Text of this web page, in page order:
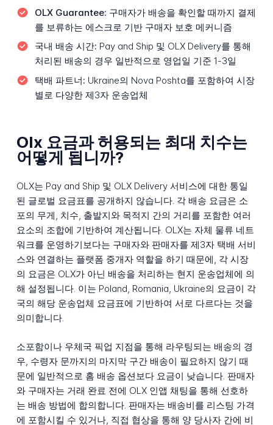
OLX Guarantee: 구매자가 배송을 확인할 때까지 결제
를 보류하는 에스크로 기반 구매자 보호 메커니즘
국내 배송 시간: Pay and Ship 및 OLX Delivery를 통해
처리된 배송의 경우 일반적으로 영업일 기준 1-3일
택배 파트너: Ukraine의 Nova Poshta를 포함하여 시장
별로 다양한 제3자 운송업체
Olx 요금과 허용되는 최대 치수는
어떻게 됩니까?
OLX는 Pay and Ship 및 OLX Delivery 서비스에 대한 통일
된 글로벌 요금표를 공개하지 않습니다. 각 배송 요금은 소
포의 무게, 치수, 출발지와 목적지 간의 거리를 포함한 여러
요소의 조합에 기반하여 계산됩니다. OLX는 자체 물류 네트
워크를 운영하기보다는 구매자와 판매자를 제3자 택배 서비
스와 연결하는 플랫폼 중개자 역할을 하기 때문에, 각 시장
의 요금은 OLX가 아닌 배송을 처리하는 현지 운송업체에 의
해 설정됩니다. 이는 Poland, Romania, Ukraine의 요금이 각
국의 해당 운송업체 요금표에 기반하여 서로 다르다는 것을
의미합니다.
소포함이나 우체국 픽업 지점을 통해 라우팅되는 배송의 경
우, 수령자 문까지의 마지막 구간 배송이 필요하지 않기 때
문에 일반적으로 홈 배송 옵션보다 요금이 낮습니다. 판매자
와 구매자는 거래 완료 전에 OLX 인앱 채팅을 통해 선호하
는 배송 방법에 합의합니다. 판매자는 배송비를 리스팅 가격
에 포함시킬 수 있거나, 직접 협상을 통해 양 당사자 간에 비